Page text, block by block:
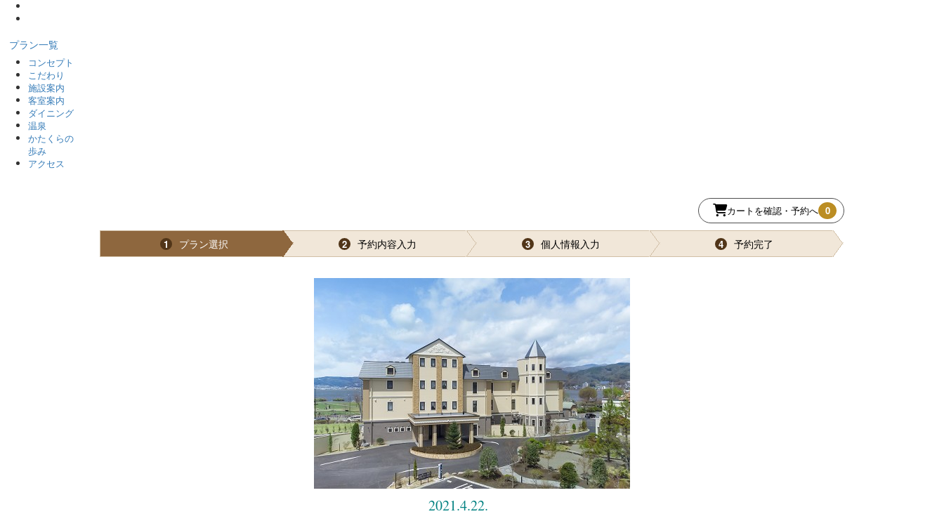
プラン一覧
コンセプト
こだわり
施設案内
客室案内
ダイニング
温泉
かたくらの
歩み
アクセス
カートを確認・予約へ 0
1 プラン選択 2 予約内容入力 3 個人情報入力 4 予約完了
2021.4.22.